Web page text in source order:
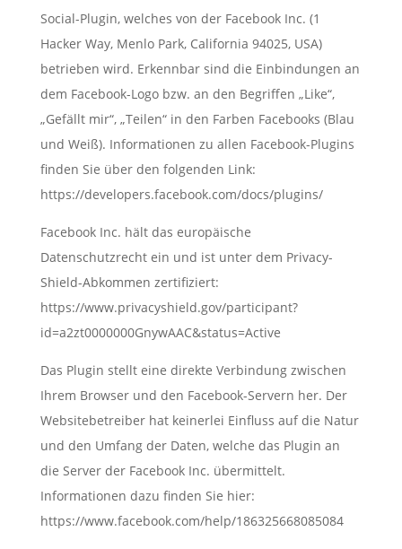
Social-Plugin, welches von der Facebook Inc. (1
Hacker Way, Menlo Park, California 94025, USA)
betrieben wird. Erkennbar sind die Einbindungen an
dem Facebook-Logo bzw. an den Begriffen „Like“,
„Gefällt mir“, „Teilen“ in den Farben Facebooks (Blau
und Weiß). Informationen zu allen Facebook-Plugins
finden Sie über den folgenden Link:
https://developers.facebook.com/docs/plugins/
Facebook Inc. hält das europäische
Datenschutzrecht ein und ist unter dem Privacy-
Shield-Abkommen zertifiziert:
https://www.privacyshield.gov/participant?
id=a2zt0000000GnywAAC&status=Active
Das Plugin stellt eine direkte Verbindung zwischen
Ihrem Browser und den Facebook-Servern her. Der
Websitebetreiber hat keinerlei Einfluss auf die Natur
und den Umfang der Daten, welche das Plugin an
die Server der Facebook Inc. übermittelt.
Informationen dazu finden Sie hier:
https://www.facebook.com/help/186325668085084